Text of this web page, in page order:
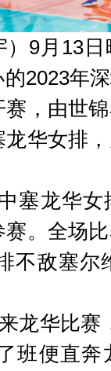
）9月13
2023年
，由世
华女排
塞龙华
。全场
不敌塞尔
龙华比赛
班便直奔